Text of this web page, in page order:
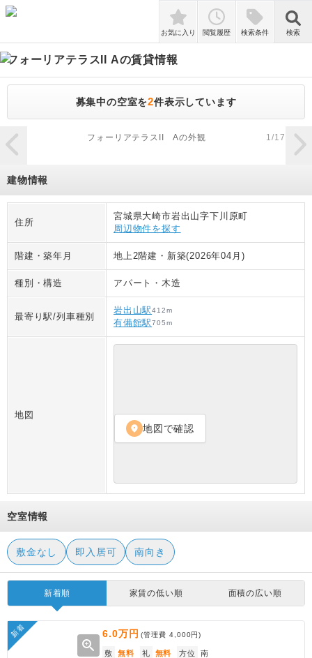
検索
お気に入り 閲覧履歴 検索条件 検索
フォーリアテラスII Aの賃貸情報
募集中の空室を2件表示しています
zoom_in
フォーリアテラスII Aの外観 1/17
建物情報
住所
宮城県大崎市岩出山字下川原町
周辺物件を探す
階建・築年月 地上2階建 ・ 新築(2026年04月)
種別・構造 アパート ・ 木造
最寄り駅/列車種別
岩出山駅412m
有備館駅705m
地図
location_on 地図で確認
空室情報
敷金なし 即入居可 南向き
新着順 家賃の低い順 面積の広い順
新着
zoom_in
6.0万円 (管理費4,000円)
敷 無料 礼 無料 方位 南